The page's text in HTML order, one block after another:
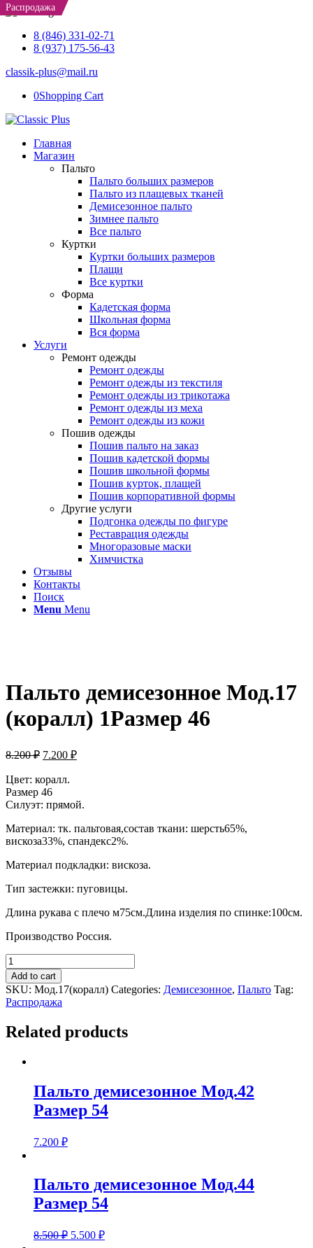
8 (846) 331-02-71
8 (937) 175-56-43
classik-plus@mail.ru
0Shopping Cart
Главная
Магазин
Пальто
Пальто больших размеров
Пальто из плащевых тканей
Демисезонное пальто
Зимнее пальто
Все пальто
Куртки
Куртки больших размеров
Плащи
Все куртки
Форма
Кадетская форма
Школьная форма
Вся форма
Услуги
Ремонт одежды
Ремонт одежды
Ремонт одежды из текстиля
Ремонт одежды из трикотажа
Ремонт одежды из меха
Ремонт одежды из кожи
Пошив одежды
Пошив пальто на заказ
Пошив кадетской формы
Пошив школьной формы
Пошив курток, плащей
Пошив корпоративной формы
Другие услуги
Подгонка одежды по фигуре
Реставрация одежды
Многоразовые маски
Химчистка
Отзывы
Контакты
Поиск
Menu Menu
Распродажа
Пальто демисезонное Мод.17
(коралл) 1Размер 46
8.200₽ 7.200 ₽
Цвет: коралл.
Размер 46
Силуэт: прямой.
Материал: тк. пальтовая,состав ткани: шерсть65%,
вискоза33%, спандекс2%.
Материал подкладки: вискоза.
Тип застежки: пуговицы.
Длина рукава с плечо м75см.Длина изделия по спинке:100см.
Производство Россия.
Пальто
демисезонное
Мод.17
(коралл)
1Размер
quantity
Add to cart
SKU: Мод.17(коралл) Categories: Демисезонное, Пальто Tag:
Распродажа
Related products
Пальто демисезонное Мод.42
Размер 54
7.200 ₽
Распродажа
Пальто демисезонное Мод.44
Размер 54
8.500₽ 5.500 ₽
Распродажа